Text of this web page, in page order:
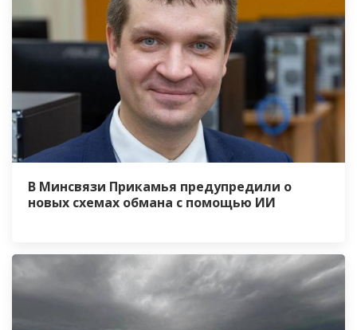
В Минсвязи Прикамья предупредили о
новых схемах обмана с помощью ИИ